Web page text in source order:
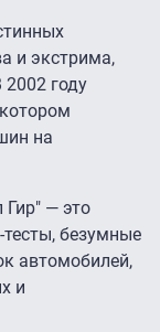
и экстрима,
году
на
Гир" — это
безумные
автомобилей,
и